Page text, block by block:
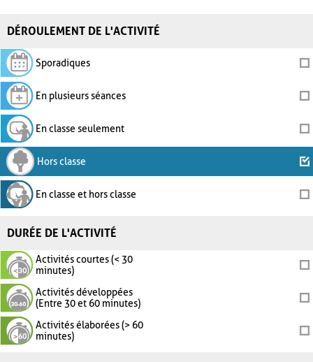
DÉROULEMENT DE L'ACTIVITÉ
Sporadiques
En plusieurs séances
En classe seulement
Hors classe
En classe et hors classe
DURÉE DE L'ACTIVITÉ
Activités courtes (< 30
minutes)
Activités développées
(Entre 30 et 60 minutes)
Activités élaborées (> 60
minutes)